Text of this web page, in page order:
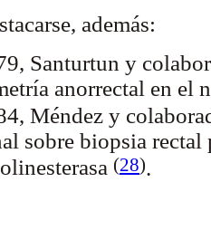
además:
Santurtun y
anorrectal en el
Méndez y
sobre biopsia
(28).